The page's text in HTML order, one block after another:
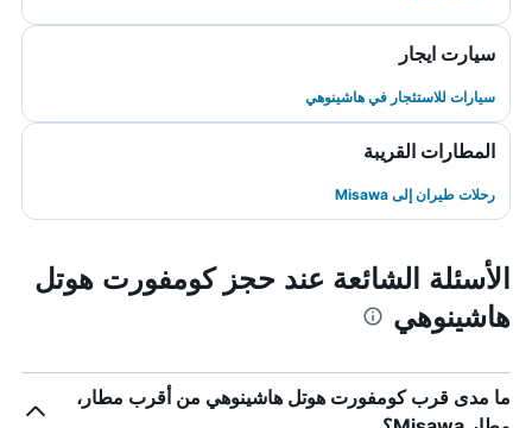
سيارت ايجار
سيارات للاستئجار في هاشينوهي
المطارات القريبة
رحلات طيران إلى Misawa
الأسئلة الشائعة عند حجز كومفورت هوتل
هاشينوهي
ما مدى قرب كومفورت هوتل هاشينوهي من أقرب مطار،